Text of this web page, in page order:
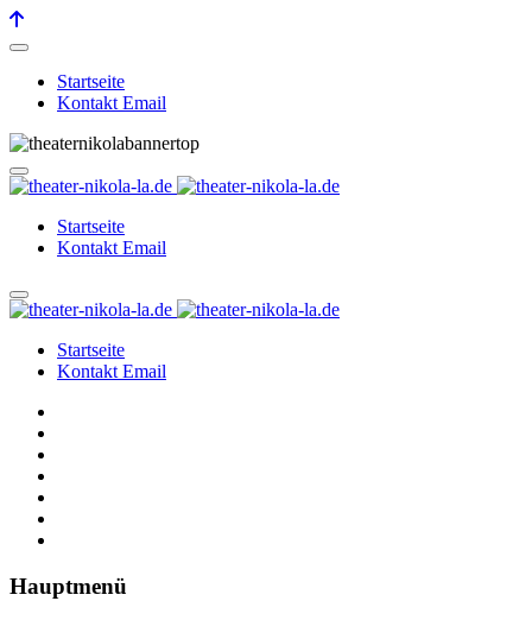
Startseite
Kontakt Email
Startseite
Kontakt Email
Startseite
Kontakt Email
Hauptmenü